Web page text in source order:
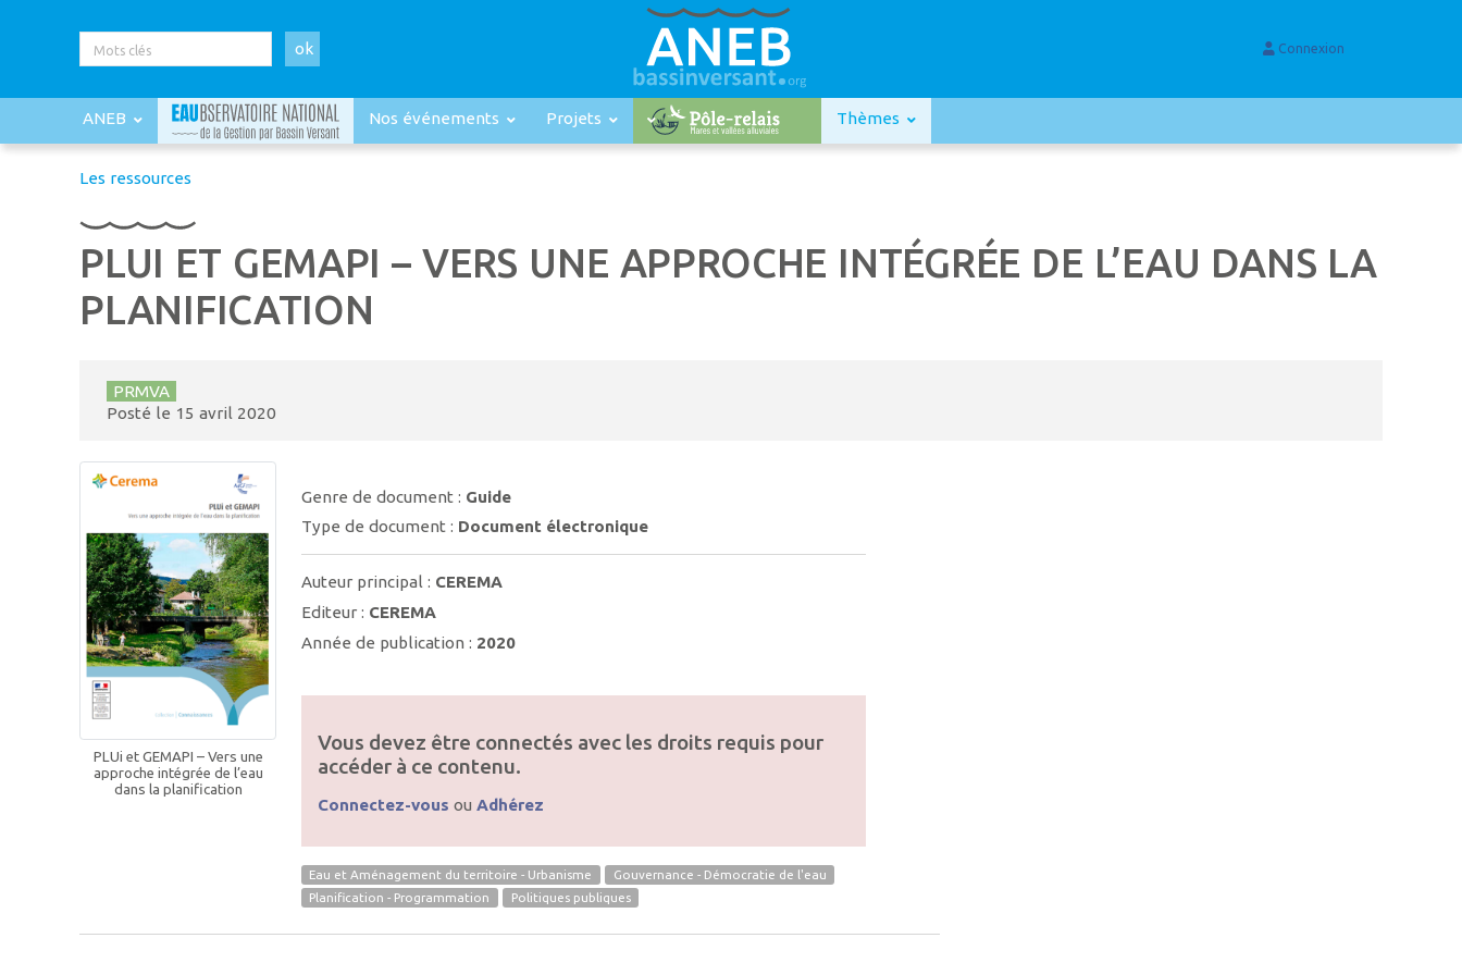
ok Connexion
ANEB Nos événements Projets Thèmes
Les ressources
PLUI ET GEMAPI – VERS UNE APPROCHE INTÉGRÉE DE L’EAU DANS LA
PLANIFICATION
PRMVA
Posté le 15 avril 2020
PLUi et GEMAPI – Vers une
approche intégrée de l’eau
dans la planification
Genre de document : Guide
Type de document : Document électronique
Auteur principal : CEREMA
Editeur : CEREMA
Année de publication : 2020
Vous devez être connectés avec les droits requis pour
accéder à ce contenu.
Connectez-vous ou Adhérez
Eau et Aménagement du territoire - Urbanisme
Gouvernance - Démocratie de l'eau
Planification - Programmation
Politiques publiques